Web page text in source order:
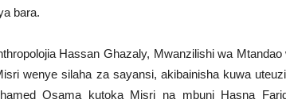
bara.
Hassan Ghazaly, Mwanzilishi wa
wenye silaha za sayansi, akibainisha kuwa
Osama kutoka Misri na mbuni Hasna